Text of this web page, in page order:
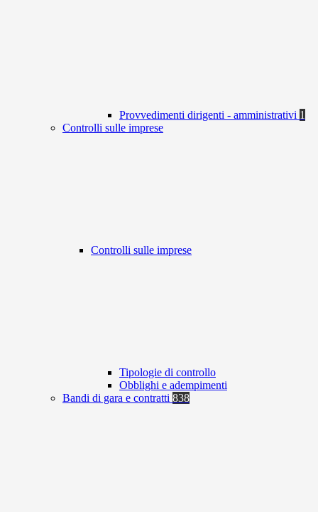
Provvedimenti dirigenti - amministrativi 1
Controlli sulle imprese
Controlli sulle imprese
Tipologie di controllo
Obblighi e adempimenti
Bandi di gara e contratti 838